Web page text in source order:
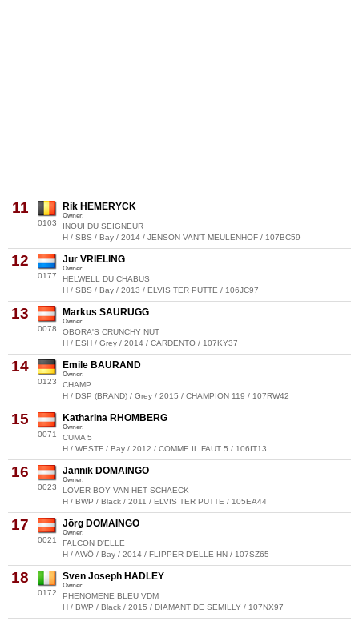
11
0103
Rik HEMERYCK
Owner:
INOUI DU SEIGNEUR
H / SBS / Bay / 2014 / JENSON VAN'T MEULENHOF / 107BC59
12
0177
Jur VRIELING
Owner:
HELWELL DU CHABUS
H / SBS / Bay / 2013 / ELVIS TER PUTTE / 106JC97
13
0078
Markus SAURUGG
Owner:
OBORA'S CRUNCHY NUT
H / ESH / Grey / 2014 / CARDENTO / 107KY37
14
0123
Emile BAURAND
Owner:
CHAMP
H / DSP (BRAND) / Grey / 2015 / CHAMPION 119 / 107RW42
15
0071
Katharina RHOMBERG
Owner:
CUMA 5
H / WESTF / Bay / 2012 / COMME IL FAUT 5 / 106IT13
16
0023
Jannik DOMAINGO
Owner:
LOVER BOY VAN HET SCHAECK
H / BWP / Black / 2011 / ELVIS TER PUTTE / 105EA44
17
0021
Jörg DOMAINGO
Owner:
FALCON D'ELLE
H / AWÖ / Bay / 2014 / FLIPPER D'ELLE HN / 107SZ65
18
0172
Sven Joseph HADLEY
Owner:
PHENOMENE BLEU VDM
H / BWP / Black / 2015 / DIAMANT DE SEMILLY / 107NX97